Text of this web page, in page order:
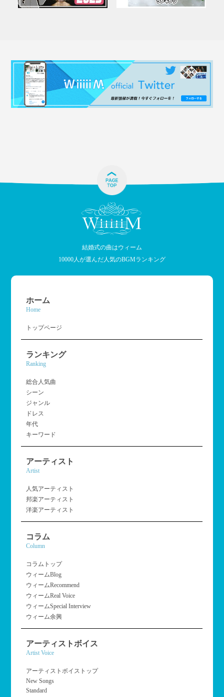
結婚式の曲はウィーム
10000人が選んだ人気のBGMランキング
ホーム
Home
トップページ
ランキング
Ranking
総合人気曲
シーン
ジャンル
ドレス
年代
キーワード
アーティスト
Artist
人気アーティスト
邦楽アーティスト
洋楽アーティスト
コラム
Column
コラムトップ
ウィームBlog
ウィームRecommend
ウィームReal Voice
ウィームSpecial Interview
ウィーム余興
アーティストボイス
Artist Voice
アーティストボイストップ
New Songs
Standard